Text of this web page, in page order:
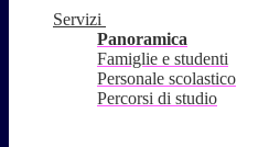
Servizi
Panoramica
Famiglie e studenti
Personale scolastico
Percorsi di studio